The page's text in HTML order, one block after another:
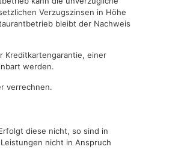
Verzugszinsen in Höhe
bleibt der Nachweis
Kreditkartengarantie, einer
werden.
verrechnen.
diese nicht, so sind in
nicht in Anspruch